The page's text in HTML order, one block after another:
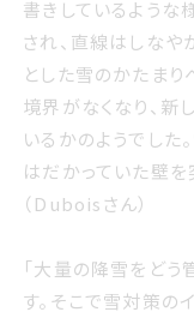
きしているような
れ 直線はしなやか
した雪のかたまり
界がなくなり 新し
かのようでした 雪
っていた壁を突然超
大量の降雪をどう
書きしているような
され、直線はしなや
とした雪のかたまり
境界がなくなり、新
いるかのようでした
はだかっていた壁を
（Duboisさん）
「大量の降雪をど
す。そこで雪対策の